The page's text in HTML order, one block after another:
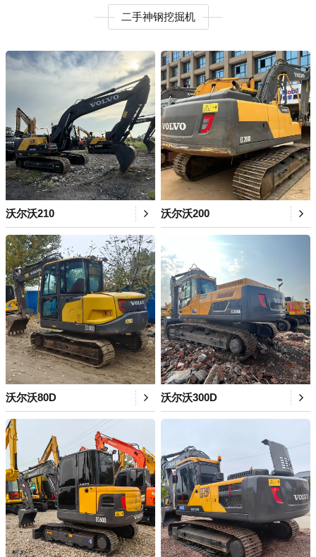
二手神钢挖掘机
沃尔沃210 沃尔沃200
沃尔沃80D 沃尔沃300D